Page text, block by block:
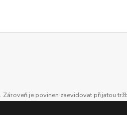
je povinen zaevidovat přijatou